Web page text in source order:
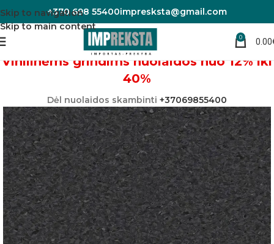
Skip to navigation
Skip to main content
+370 698 55400impresksta@gmail.com
0 0.00
Pradžia Linoleumas/PVC danga
Vinilinėms grindims nuolaidos nuo 12% iki
40%
Dėl nuolaidos skambinti +37069855400